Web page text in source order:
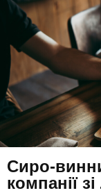
Сиро-
компанії